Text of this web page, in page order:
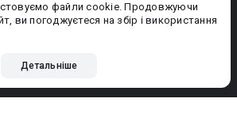
файли cookie. Продовжуючи
ви погоджуєтеся на збір і використання
Детальніше
контенту
захищено.